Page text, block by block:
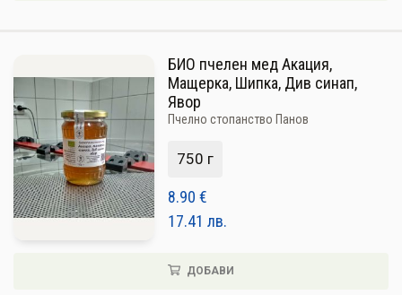
БИО пчелен мед Акация,
Мащерка, Шипка, Див синап,
Явор
Пчелно стопанство Панов
750 г
8.90 €
17.41 лв.
ДОБАВИ